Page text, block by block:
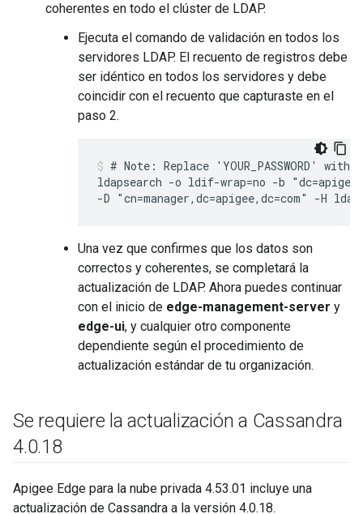
coherentes en todo el clúster de LDAP.
Ejecuta el comando de validación en todos los
servidores LDAP. El recuento de registros debe
ser idéntico en todos los servidores y debe
coincidir con el recuento que capturaste en el
paso 2.
# Note: Replace 'YOUR_PASSWORD' with
ldapsearch -o ldif-wrap=no -b
-D "cn=manager,dc=apigee,dc=com" -H
Una vez que confirmes que los datos son
correctos y coherentes, se completará la
actualización de LDAP. Ahora puedes continuar
con el inicio de edge-management-server y
edge-ui, y cualquier otro componente
dependiente según el procedimiento de
actualización estándar de tu organización.
Se requiere la actualización a Cassandra
4.0.18
Apigee Edge para la nube privada 4.53.01 incluye una
actualización de Cassandra a la versión 4.0.18.